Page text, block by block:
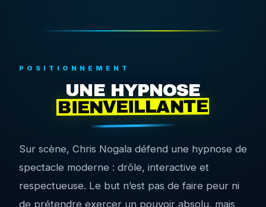
POSITIONNEMENT
UNE HYPNOSE
BIENVEILLANTE
Sur scène, Chris Nogala défend une hypnose de
spectacle moderne : drôle, interactive et
respectueuse. Le but n’est pas de faire peur ni
de prétendre exercer un pouvoir absolu, mais